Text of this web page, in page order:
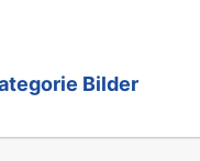
Bilder